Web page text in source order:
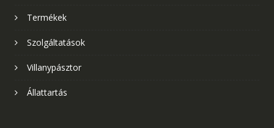
Termékek
Szolgáltatások
Villanypásztor
Állattartás